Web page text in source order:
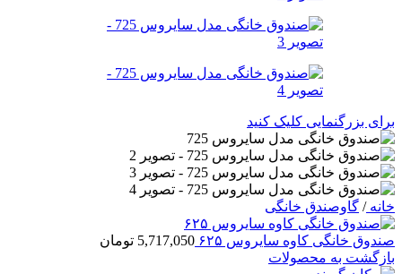
برای بزرگنمایی کلیک کنید
خانه/ گاوصندق خانگی
صندوق خانگی کاوه سایروس ۶۲۵ 5,717,050 تومان
بازگشت به محصولات